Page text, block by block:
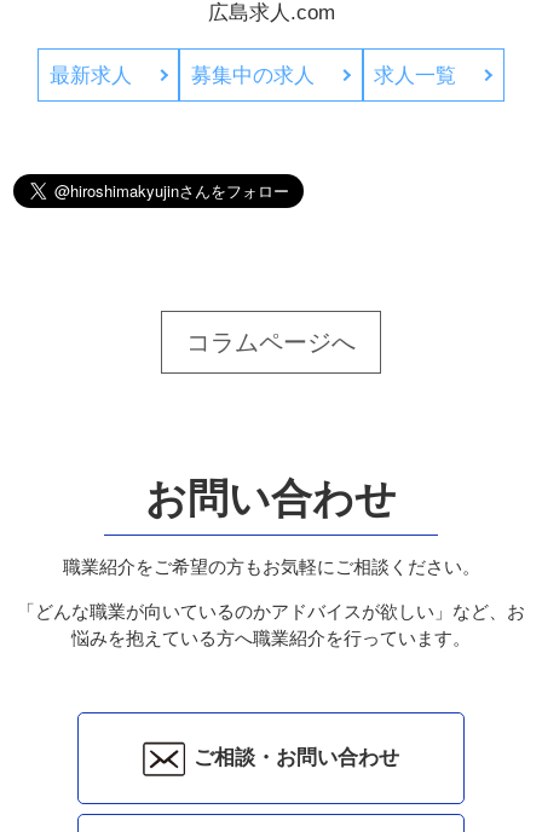
広島求人.com
最新求人 募集中の求人 求人一覧
コラムページへ
お問い合わせ
職業紹介をご希望の方もお気軽にご相談ください。
「どんな職業が向いているのかアドバイスが欲しい」など、お
悩みを抱えている方へ職業紹介を行っています。
ご相談・お問い合わせ